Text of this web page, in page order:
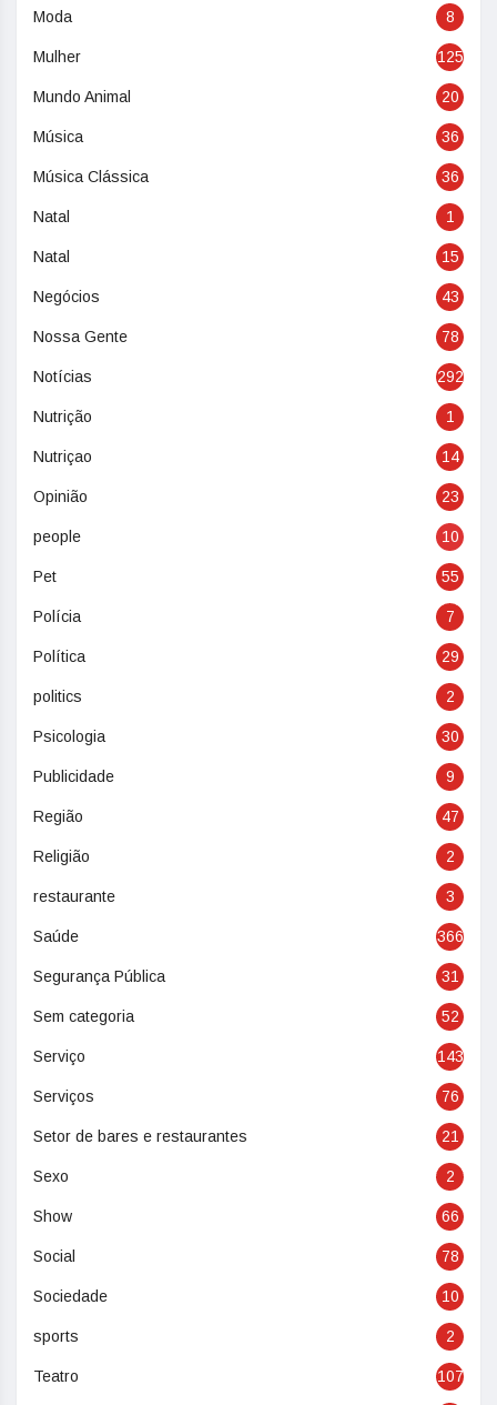
Moda 8
Mulher 125
Mundo Animal 20
Música 36
Música Clássica 36
Natal 1
Natal 15
Negócios 43
Nossa Gente 78
Notícias 292
Nutrição 1
Nutriçao 14
Opinião 23
people 10
Pet 55
Polícia 7
Política 29
politics 2
Psicologia 30
Publicidade 9
Região 47
Religião 2
restaurante 3
Saúde 366
Segurança Pública 31
Sem categoria 52
Serviço 143
Serviços 76
Setor de bares e restaurantes 21
Sexo 2
Show 66
Social 78
Sociedade 10
sports 2
Teatro 107